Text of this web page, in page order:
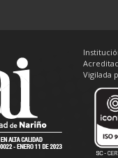
Vigilada